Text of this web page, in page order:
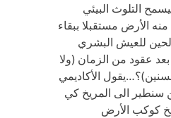
التلوث البيئي
الأرض مستقبلا ببقاء
للعيش البشري
عقود من الزمان (ولا
الأكاديمي
سنطير الى المريخ كي
كوكب الأرض